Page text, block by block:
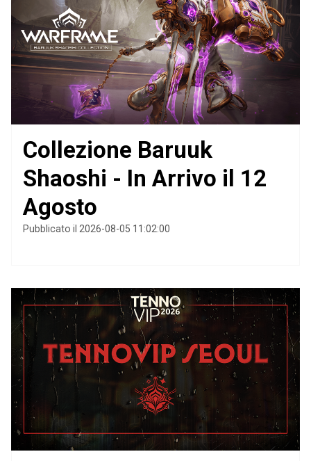
Collezione Baruuk
Shaoshi - In Arrivo il 12
Agosto
Pubblicato il 2026-08-05 11:02:00